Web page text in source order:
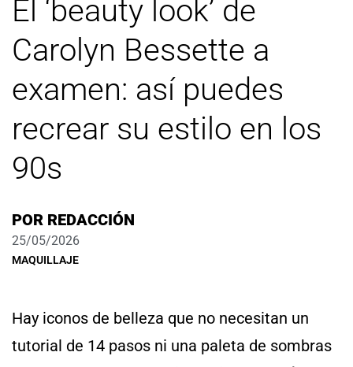
El ‘beauty look’ de
Carolyn Bessette a
examen: así puedes
recrear su estilo en los
90s
POR REDACCIÓN
25/05/2026
MAQUILLAJE
Hay iconos de belleza que no necesitan un
tutorial de 14 pasos ni una paleta de sombras